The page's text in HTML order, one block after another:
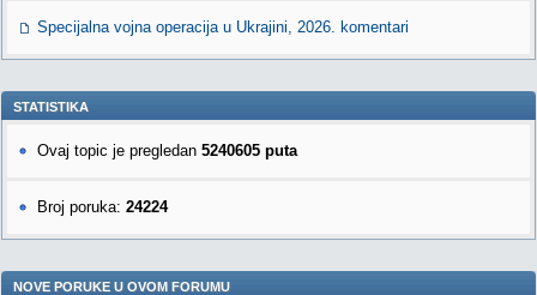
Specijalna vojna operacija u Ukrajini, 2026. komentari
STATISTIKA
Ovaj topic je pregledan 5240605 puta
Broj poruka: 24224
NOVE PORUKE U OVOM FORUMU